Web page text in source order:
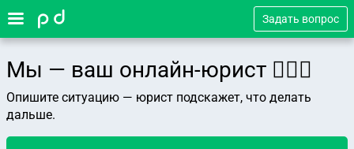
Задать вопрос
Мы — ваш онлайн-юрист 👨🏻‍⚖️
Опишите ситуацию — юрист подскажет, что делать
дальше.